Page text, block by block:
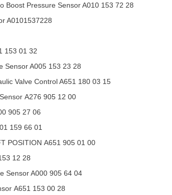
Boost Pressure Sensor A010 153 72 28
A0101537228
153 01 32
Sensor A005 153 23 28
Valve Control A651 180 03 15
A276 905 12 00
905 27 06
159 66 01
POSITION A651 905 01 00
12 28
Sensor A000 905 64 04
A651 153 00 28